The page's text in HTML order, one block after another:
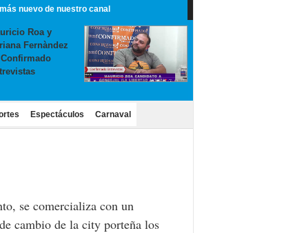
nuevo de nuestro canal
Roa y
Fernàndez
Espectáculos Carnaval
se comercializa con un
cambio de la city porteña los